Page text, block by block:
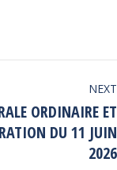
NEXT
ORDINAIRE ET
DU 11 JUIN
2026